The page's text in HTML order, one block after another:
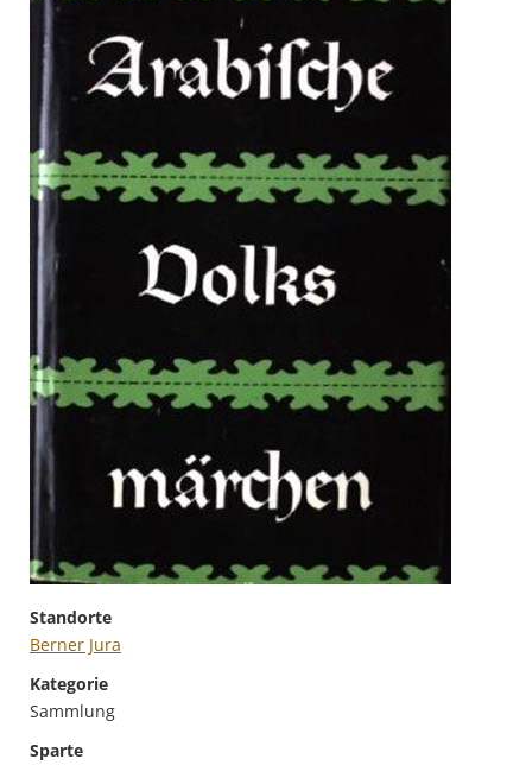
Standorte
Berner Jura
Kategorie
Sammlung
Sparte